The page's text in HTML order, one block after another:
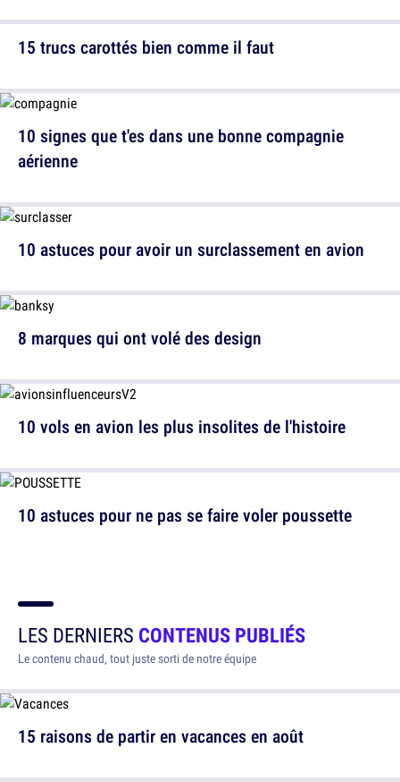
10 signes que t'es dans une bonne compagnie
aérienne
8 marques qui ont volé des design
10 astuces pour ne pas se faire voler poussette
15 trucs carottés bien comme il faut
10 astuces pour avoir un surclassement en avion
10 vols en avion les plus insolites de l'histoire
LES DERNIERS CONTENUS PUBLIÉS
Le contenu chaud, tout juste sorti de notre équipe
15 raisons de partir en vacances en août